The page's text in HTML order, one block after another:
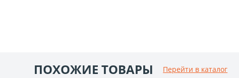
ПОХОЖИЕ ТОВАРЫ Перейти в каталог